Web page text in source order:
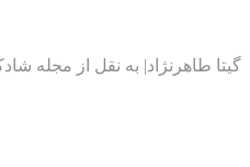
گیتا طاهرنژاد| به نقل از مجله